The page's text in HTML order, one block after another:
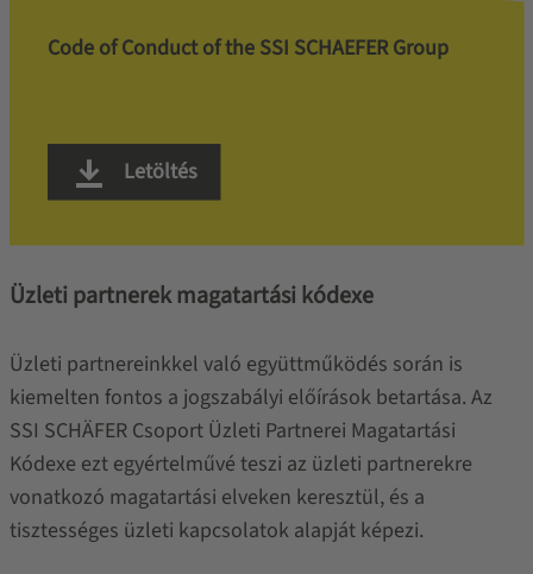
Code of Conduct of the SSI SCHAEFER Group
Letöltés
Üzleti partnerek magatartási kódexe
Üzleti partnereinkkel való együttműködés során is
kiemelten fontos a jogszabályi előírások betartása. Az
SSI SCHÄFER Csoport Üzleti Partnerei Magatartási
Kódexe ezt egyértelművé teszi az üzleti partnerekre
vonatkozó magatartási elveken keresztül, és a
tisztességes üzleti kapcsolatok alapját képezi.